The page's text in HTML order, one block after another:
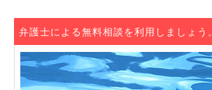
弁護士による無料相談を利用しましょう。